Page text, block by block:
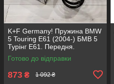
K+F Germany! Пружина BMW
5 Touring E61 (2004-) БМВ 5
Турінг Е61. Передня.
4008477 , RH3905. К+Ф
Німеччина
Готово до відправки
873 ₴ 1 092 ₴